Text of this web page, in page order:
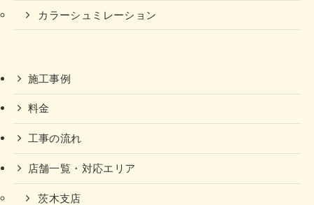
カラーシュミレーション
施工事例
料金
工事の流れ
店舗一覧・対応エリア
茨木支店